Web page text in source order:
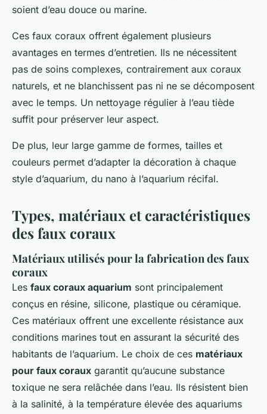
soient d’eau douce ou marine.
Ces faux coraux offrent également plusieurs
avantages en termes d’entretien. Ils ne nécessitent
pas de soins complexes, contrairement aux coraux
naturels, et ne blanchissent pas ni ne se décomposent
avec le temps. Un nettoyage régulier à l’eau tiède
suffit pour préserver leur aspect.
De plus, leur large gamme de formes, tailles et
couleurs permet d’adapter la décoration à chaque
style d’aquarium, du nano à l’aquarium récifal.
Types, matériaux et caractéristiques
des faux coraux
Matériaux utilisés pour la fabrication des faux
coraux
Les faux coraux aquarium sont principalement
conçus en résine, silicone, plastique ou céramique.
Ces matériaux offrent une excellente résistance aux
conditions marines tout en assurant la sécurité des
habitants de l’aquarium. Le choix de ces matériaux
pour faux coraux garantit qu’aucune substance
toxique ne sera relâchée dans l’eau. Ils résistent bien
à la salinité, à la température élevée des aquariums